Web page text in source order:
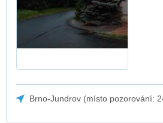
Brno-Jundrov (místo pozorování: